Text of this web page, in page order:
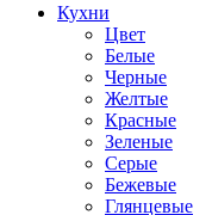
Кухни
Цвет
Белые
Черные
Желтые
Красные
Зеленые
Серые
Бежевые
Глянцевые